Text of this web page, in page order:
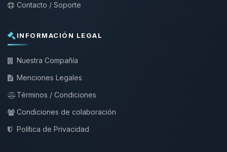
Contacto / Soporte
INFORMACIÓN LEGAL
Nuestra Compañía
Menciones Legales
Términos / Condiciones
Condiciones de colaboración
Política de Privacidad